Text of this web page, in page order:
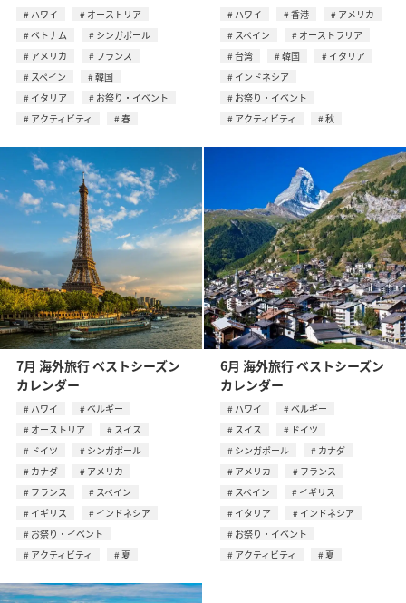
ハワイ
オーストリア
ベトナム
シンガポール
アメリカ
フランス
スペイン
韓国
イタリア
お祭り・イベント
アクティビティ
春
ハワイ 香港
アメリカ
スペイン
オーストラリア
台湾
韓国
イタリア
インドネシア
お祭り・イベント
アクティビティ
秋
7月 海外旅行 ベストシーズン
カレンダー
ハワイ
ベルギー
オーストリア
スイス
ドイツ
シンガポール
カナダ
アメリカ
フランス
スペイン
イギリス
インドネシア
お祭り・イベント
アクティビティ
夏
6月 海外旅行 ベストシーズン
カレンダー
ハワイ
ベルギー
スイス
ドイツ
シンガポール
カナダ
アメリカ
フランス
スペイン
イギリス
イタリア
インドネシア
お祭り・イベント
アクティビティ
夏